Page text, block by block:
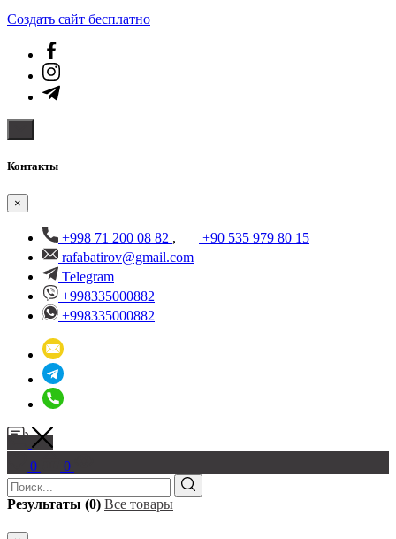
Создать cайт бесплатно
Контакты
×
+998 71 200 08 82 ,
+90 535 979 80 15
rafabatirov@gmail.com
Telegram
+998335000882
+998335000882
0 0
Результаты (0) Все товары